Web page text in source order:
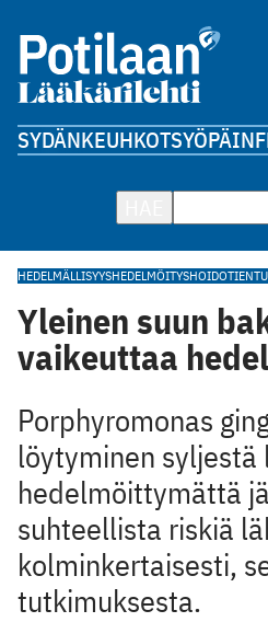
SYDÄNKEUHKOTSYÖPÄ
HEDELMÄLLISYYSHEDELMÖITYSHOIDOT
Yleinen suun
vaikeuttaa
Porphyromonas
löytyminen syljestä
hedelmöittymättä
suhteellista riskiä
kolminkertaisesti,
tutkimuksesta.